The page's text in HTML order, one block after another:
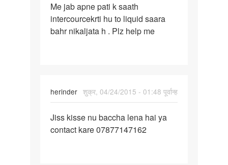
Me
jab
apne
Me jab apne pati k saath
intercourcekrti hu to liquid saara
bahr nikaljata h . Plz help me
herinder शुक्र, 04/24/2015 - 01:48 पूर्वान्ह
Jiss
kisse
Jiss kisse nu baccha lena hai ya
contact kare 07877147162